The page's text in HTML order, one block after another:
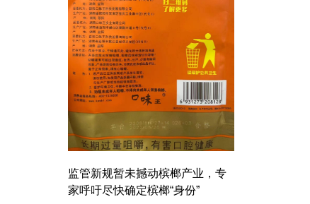
监管新规暂未撼动槟榔产业，专
家呼吁尽快确定槟榔“身份”